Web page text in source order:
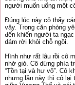
người muốn uống một
Đúng lúc này cô thấy
vậy. Trong căn phòng
đến khiến người ta
dám rời khỏi chỗ ngồi.
Hình như rất lâu rồi cô
nhờ gió. Cô dừng phía
“Tồn tại và hư vô”. Cô
nhưng lần này thì cô lại